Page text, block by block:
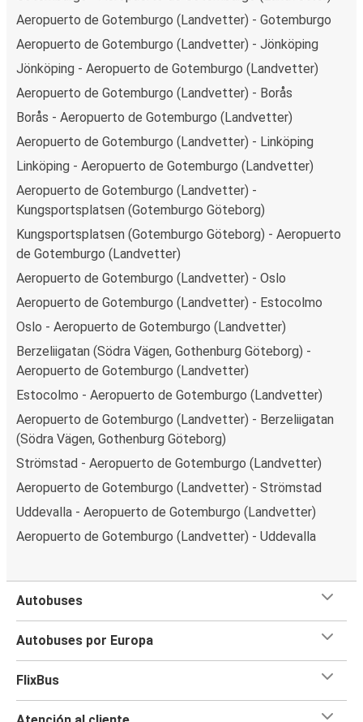
Aeropuerto de Gotemburgo (Landvetter) - Gotemburgo
Aeropuerto de Gotemburgo (Landvetter) - Jönköping
Jönköping - Aeropuerto de Gotemburgo (Landvetter)
Aeropuerto de Gotemburgo (Landvetter) - Borås
Borås - Aeropuerto de Gotemburgo (Landvetter)
Aeropuerto de Gotemburgo (Landvetter) - Linköping
Linköping - Aeropuerto de Gotemburgo (Landvetter)
Aeropuerto de Gotemburgo (Landvetter) -
Kungsportsplatsen (Gotemburgo Göteborg)
Kungsportsplatsen (Gotemburgo Göteborg) - Aeropuerto
de Gotemburgo (Landvetter)
Aeropuerto de Gotemburgo (Landvetter) - Oslo
Aeropuerto de Gotemburgo (Landvetter) - Estocolmo
Oslo - Aeropuerto de Gotemburgo (Landvetter)
Berzeliigatan (Södra Vägen, Gothenburg Göteborg) -
Aeropuerto de Gotemburgo (Landvetter)
Estocolmo - Aeropuerto de Gotemburgo (Landvetter)
Aeropuerto de Gotemburgo (Landvetter) - Berzeliigatan
(Södra Vägen, Gothenburg Göteborg)
Strömstad - Aeropuerto de Gotemburgo (Landvetter)
Aeropuerto de Gotemburgo (Landvetter) - Strömstad
Uddevalla - Aeropuerto de Gotemburgo (Landvetter)
Aeropuerto de Gotemburgo (Landvetter) - Uddevalla
Autobuses
Autobuses por Europa
FlixBus